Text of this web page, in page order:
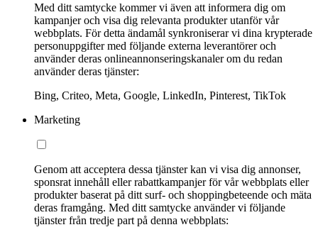
Med ditt samtycke kommer vi även att informera dig om
kampanjer och visa dig relevanta produkter utanför vår
webbplats. För detta ändamål synkroniserar vi dina krypterade
personuppgifter med följande externa leverantörer och
använder deras onlineannonseringskanaler om du redan
använder deras tjänster:
Bing, Criteo, Meta, Google, LinkedIn, Pinterest, TikTok
Marketing
Genom att acceptera dessa tjänster kan vi visa dig annonser,
sponsrat innehåll eller rabattkampanjer för vår webbplats eller
produkter baserat på ditt surf- och shoppingbeteende och mäta
deras framgång. Med ditt samtycke använder vi följande
tjänster från tredje part på denna webbplats: